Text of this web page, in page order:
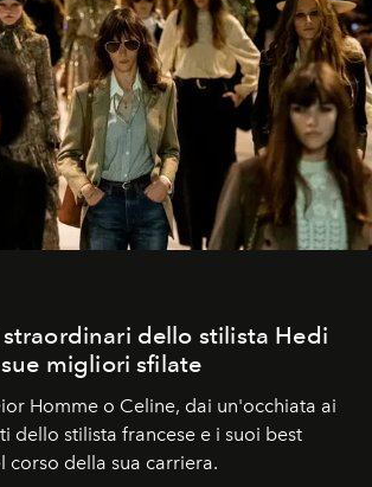
dello stilista Hedi
migliori sfilate
Homme o Celine, dai un'occhiata ai
dello stilista francese e i suoi best
corso della sua carriera.